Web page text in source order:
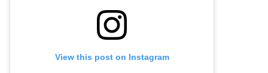
View this post on Instagram